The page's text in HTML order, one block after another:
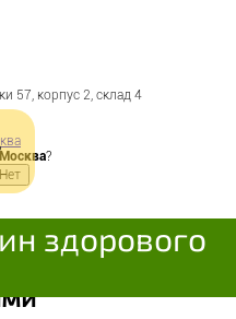
57, корпус 2, склад 4
?
здорового
брусникой
Добавлен